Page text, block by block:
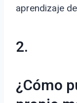
aprendizaje
2.
¿Cómo